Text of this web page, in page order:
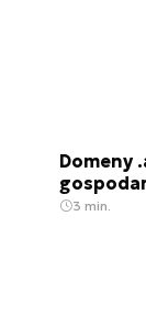
Domeny
3 min.